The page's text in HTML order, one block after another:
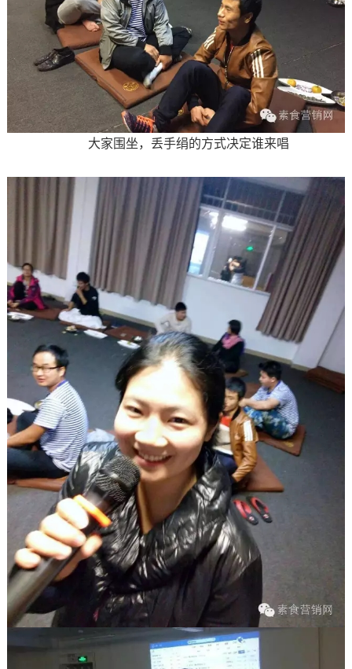
大家围坐，丢手绢的方式决定谁来唱